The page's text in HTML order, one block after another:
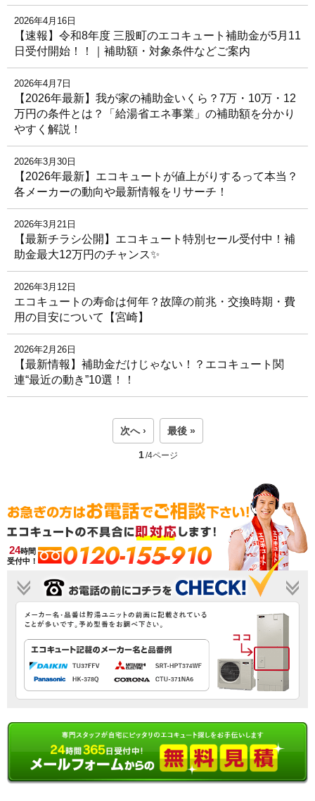
2026年4月16日
【速報】令和8年度 三股町のエコキュート補助金が5月11
日受付開始！！｜補助額・対象条件などご案内
2026年4月7日
【2026年最新】我が家の補助金いくら？7万・10万・12
万円の条件とは？「給湯省エネ事業」の補助額を分かり
やすく解説！
2026年3月30日
【2026年最新】エコキュートが値上がりするって本当？
各メーカーの動向や最新情報をリサーチ！
2026年3月21日
【最新チラシ公開】エコキュート特別セール受付中！補
助金最大12万円のチャンス✨
2026年3月12日
エコキュートの寿命は何年？故障の前兆・交換時期・費
用の目安について【宮崎】
2026年2月26日
【最新情報】補助金だけじゃない！？エコキュート関
連“最近の動き”10選！！
次へ › 最後 »
1/4ページ
24時間
受付中！
0120-155-910